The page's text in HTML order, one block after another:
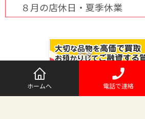
８月の店休日・夏季休業
ホームへ 電話で連絡